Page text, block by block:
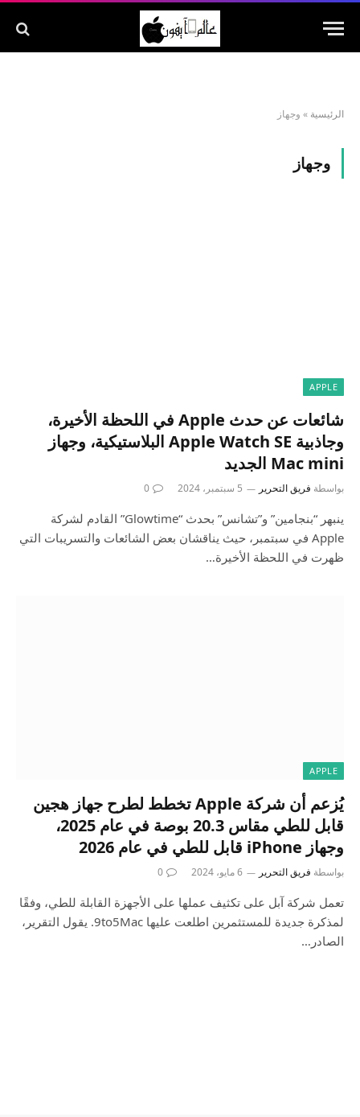
الرئيسية » وجهاز
وجهاز
APPLE
شائعات عن حدث Apple في اللحظة الأخيرة،
وجاذبية Apple Watch SE البلاستيكية، وجهاز
Mac mini الجديد
بواسطة فريق التحرير 5 سبتمبر، 2024 0
ينبهر “بنجامين” و”تشانس” بحدث “Glowtime” القادم لشركة
Apple في سبتمبر، حيث يناقشان بعض الشائعات والتسريبات التي
ظهرت في اللحظة الأخيرة…
APPLE
يُزعم أن شركة Apple تخطط لطرح جهاز هجين
قابل للطي مقاس 20.3 بوصة في عام 2025،
وجهاز iPhone قابل للطي في عام 2026
بواسطة فريق التحرير 6 مايو، 2024 0
تعمل شركة آبل على تكثيف عملها على الأجهزة القابلة للطي، وفقًا
لمذكرة جديدة للمستثمرين اطلعت عليها 9to5Mac. يقول التقرير،
الصادر…